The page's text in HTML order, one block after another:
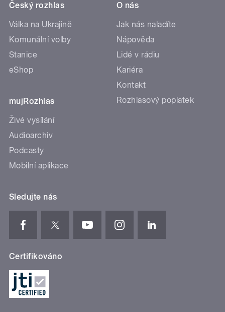
Český rozhlas
Válka na Ukrajině
Komunální volby
Stanice
eShop
mujRozhlas
Živé vysílání
Audioarchiv
Podcasty
Mobilní aplikace
O nás
Jak nás naladíte
Nápověda
Lidé v rádiu
Kariéra
Kontakt
Rozhlasový poplatek
Sledujte nás
Certifikováno